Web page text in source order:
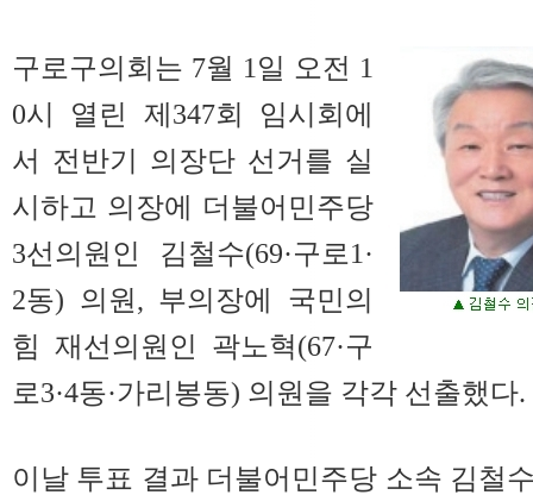
구로구의회는 7월 1일 오전 1
0시 열린 제347회 임시회에
서 전반기 의장단 선거를 실
시하고 의장에 더불어민주당
3선의원인 김철수(69·구로1·
2동) 의원, 부의장에 국민의
힘 재선의원인 곽노혁(67·구
로3·4동·가리봉동) 의원을 각각 선출했다.
이날 투표 결과 더불어민주당 소속 김철